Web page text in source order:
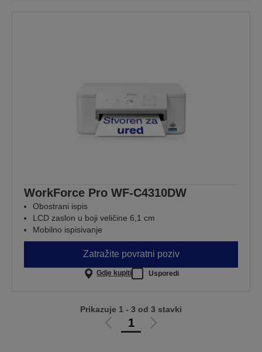
WorkForce Pro WF-C4310DW
Obostrani ispis
LCD zaslon u boji veličine 6,1 cm
Mobilno ispisivanje
Zatražite povratni poziv
Gdje kupiti Usporedi
Idi
1
Idi
Prikazuje 1 - 3 od 3 stavki